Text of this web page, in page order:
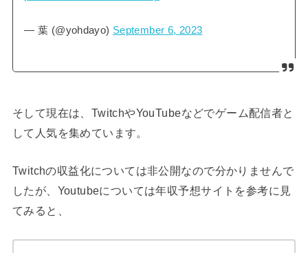
— 葉 (@yohdayo) September 6, 2023
そして現在は、TwitchやYouTubeなどでゲーム配信者と
して人気を集めています。
Twitchの収益化については非公開なので分かりませんで
したが、Youtubeについては年収予想サイトを参考に見
てみると、